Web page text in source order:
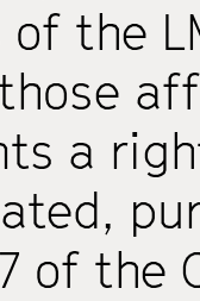
the
a
of the